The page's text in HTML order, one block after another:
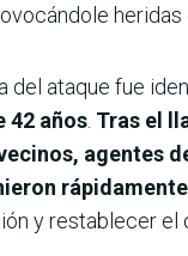
del ataque fue
42 años Tras el
agentes
rápidamente
y restablecer el